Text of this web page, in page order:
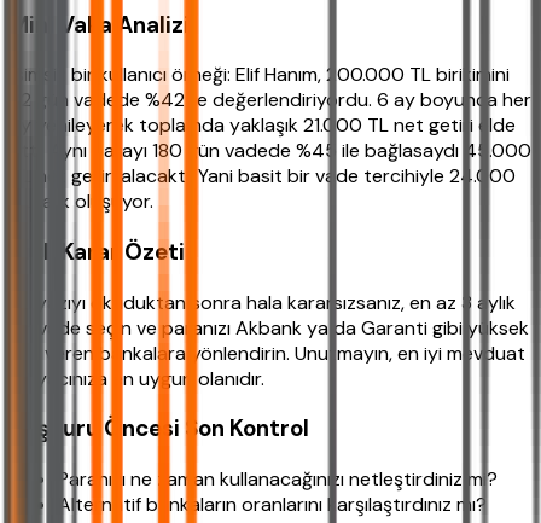
Mini Vaka Analizi
İsimsiz bir kullanıcı örneği: Elif Hanım, 200.000 TL birikimini
32 gün vadede %42 ile değerlendiriyordu. 6 ay boyunca her
ay yenileyerek toplamda yaklaşık 21.000 TL net getiri elde
etti. Aynı parayı 180 gün vadede %45 ile bağlasaydı 45.000
TL net getiri alacaktı. Yani basit bir vade tercihiyle 24.000
TL fark oluşuyor.
Hızlı Karar Özeti
Bu yazıyı okuduktan sonra hala kararsızsanız, en az 3 aylık
bir vade seçin ve paranızı Akbank ya da Garanti gibi yüksek
faiz veren bankalara yönlendirin. Unutmayın, en iyi mevduat
ihtiyacınıza en uygun olanıdır.
Başvuru Öncesi Son Kontrol
Paranızı ne zaman kullanacağınızı netleştirdiniz mi?
Alternatif bankaların oranlarını karşılaştırdınız mı?